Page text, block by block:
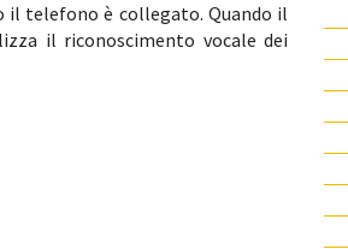
il telefono è collegato. Quando il
il riconoscimento vocale dei